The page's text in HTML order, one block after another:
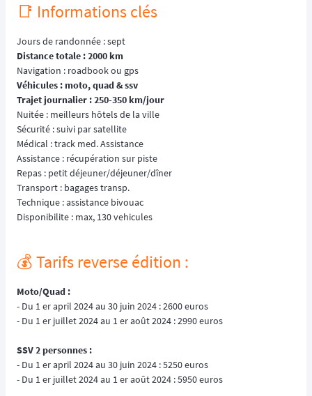
📑 Informations clés
Jours de randonnée : sept
Distance totale : 2000 km
Navigation : roadbook ou gps
Véhicules : moto, quad & ssv
Trajet journalier : 250-350 km/jour
Nuitée : meilleurs hôtels de la ville
Sécurité : suivi par satellite
Médical : track med. Assistance
Assistance : récupération sur piste
Repas : petit déjeuner/déjeuner/dîner
Transport : bagages transp.
Technique : assistance bivouac
Disponibilite : max, 130 vehicules
💰️ Tarifs reverse édition :
Moto/Quad :
- Du 1 er april 2024 au 30 juin 2024 : 2600 euros
- Du 1 er juillet 2024 au 1 er août 2024 : 2990 euros
SSV 2 personnes :
- Du 1 er april 2024 au 30 juin 2024 : 5250 euros
- Du 1 er juillet 2024 au 1 er août 2024 : 5950 euros